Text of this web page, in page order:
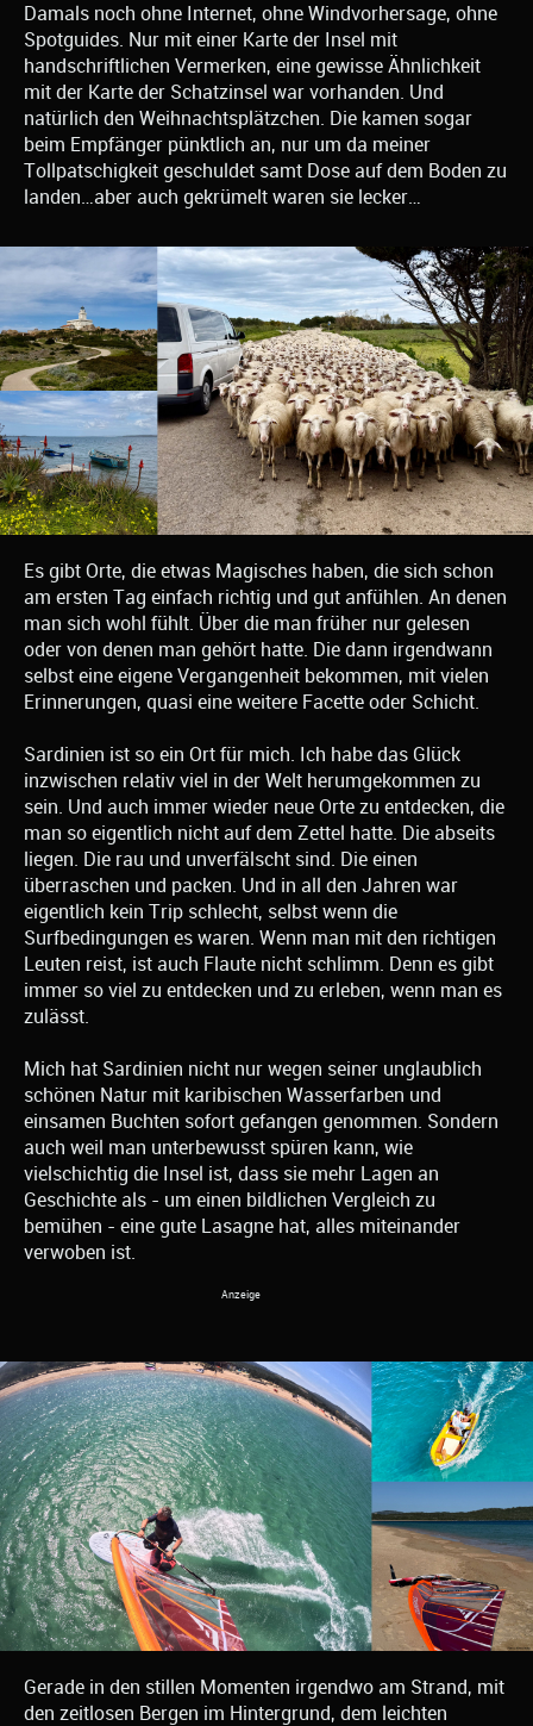
Damals noch ohne Internet, ohne Windvorhersage, ohne
Spotguides. Nur mit einer Karte der Insel mit
handschriftlichen Vermerken, eine gewisse Ähnlichkeit
mit der Karte der Schatzinsel war vorhanden. Und
natürlich den Weihnachtsplätzchen. Die kamen sogar
beim Empfänger pünktlich an, nur um da meiner
Tollpatschigkeit geschuldet samt Dose auf dem Boden zu
landen…aber auch gekrümelt waren sie lecker…
Es gibt Orte, die etwas Magisches haben, die sich schon
am ersten Tag einfach richtig und gut anfühlen. An denen
man sich wohl fühlt. Über die man früher nur gelesen
oder von denen man gehört hatte. Die dann irgendwann
selbst eine eigene Vergangenheit bekommen, mit vielen
Erinnerungen, quasi eine weitere Facette oder Schicht.
Sardinien ist so ein Ort für mich. Ich habe das Glück
inzwischen relativ viel in der Welt herumgekommen zu
sein. Und auch immer wieder neue Orte zu entdecken, die
man so eigentlich nicht auf dem Zettel hatte. Die abseits
liegen. Die rau und unverfälscht sind. Die einen
überraschen und packen. Und in all den Jahren war
eigentlich kein Trip schlecht, selbst wenn die
Surfbedingungen es waren. Wenn man mit den richtigen
Leuten reist, ist auch Flaute nicht schlimm. Denn es gibt
immer so viel zu entdecken und zu erleben, wenn man es
zulässt.
Mich hat Sardinien nicht nur wegen seiner unglaublich
schönen Natur mit karibischen Wasserfarben und
einsamen Buchten sofort gefangen genommen. Sondern
auch weil man unterbewusst spüren kann, wie
vielschichtig die Insel ist, dass sie mehr Lagen an
Geschichte als - um einen bildlichen Vergleich zu
bemühen - eine gute Lasagne hat, alles miteinander
verwoben ist.
Gerade in den stillen Momenten irgendwo am Strand, mit
den zeitlosen Bergen im Hintergrund, dem leichten